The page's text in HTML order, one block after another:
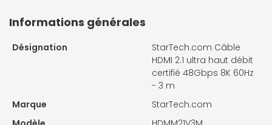
Informations générales
Désignation
StarTech.com Câble
HDMI 2.1 ultra haut débit
certifié 48Gbps 8K 60Hz
- 3 m
Marque
StarTech.com